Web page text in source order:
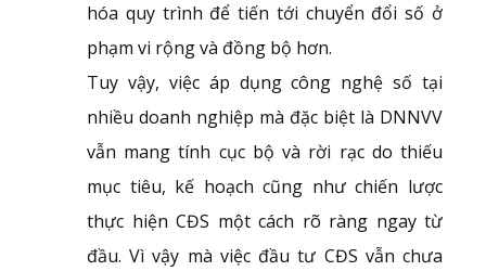
hóa quy trình để tiến tới chuyển đổi số ở
phạm vi rộng và đồng bộ hơn.
Tuy vậy, việc áp dụng công nghệ số tại
nhiều doanh nghiệp mà đặc biệt là DNNVV
vẫn mang tính cục bộ và rời rạc do thiếu
mục tiêu, kế hoạch cũng như chiến lược
thực hiện CĐS một cách rõ ràng ngay từ
đầu. Vì vậy mà việc đầu tư CĐS vẫn chưa